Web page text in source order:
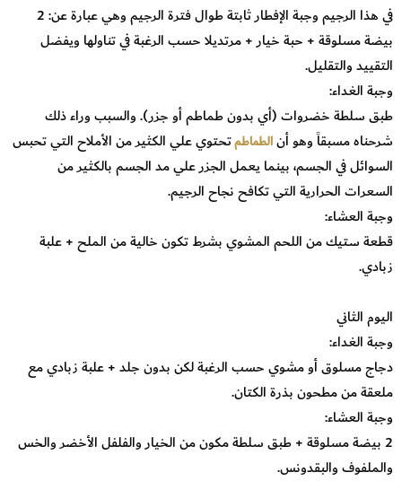
في هذا الرجيم وجبة الإفطار ثابتة طوال فترة الرجيم وهي عبارة عن: 2
بيضة مسلوقة + حبة خيار + مرتديلا حسب الرغبة في تناولها ويفضل
التقييد والتقليل.
وجبة الغداء:
طبق سلطة خضروات (أي بدون طماطم أو جزر). والسبب وراء ذلك
شرحناه مسبقاً وهو أنالطماطمتحتوي علي الكثير من الأملاح التي تحبس
السوائل في الجسم، بينما يعمل الجزر علي مد الجسم بالكثير من
السعرات الحرارية التي تكافح نجاح الرجيم.
وجبة العشاء:
قطعة ستيك من اللحم المشوي بشرط تكون خالية من الملح + علبة
زبادي.
اليوم الثاني
وجبة الغداء:
دجاج مسلوق أو مشوي حسب الرغبة لكن بدون جلد + علبة زبادي مع
ملعقة من مطحون بذرة الكتان.
وجبة العشاء:
2 بيضة مسلوقة + طبق سلطة مكون من الخيار والفلفل الأخضر والخس
والملفوف والبقدونس.